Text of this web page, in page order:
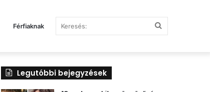
Férfiaknak
Legutóbbi bejegyzések